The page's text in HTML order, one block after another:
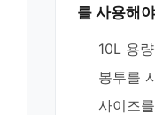
를 사용해
10L 용
봉투를
사이즈